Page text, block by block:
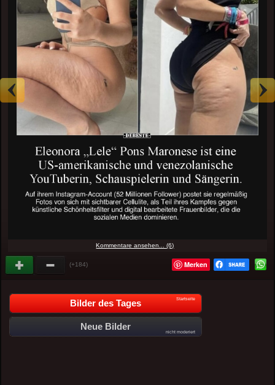
Kommentare ansehen... (6)
(+184) Merken
Bilder des Tages Startseite
Neue Bilder
nicht moderiert